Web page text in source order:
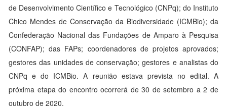
de Desenvolvimento Científico e Tecnológico (CNPq); do Instituto
Chico Mendes de Conservação da Biodiversidade (ICMBio); da
Confederação Nacional das Fundações de Amparo à Pesquisa
(CONFAP); das FAPs; coordenadores de projetos aprovados;
gestores das unidades de conservação; gestores e analistas do
CNPq e do ICMBio. A reunião estava prevista no edital. A
próxima etapa do encontro ocorrerá de 30 de setembro a 2 de
outubro de 2020.